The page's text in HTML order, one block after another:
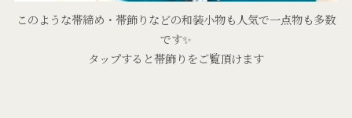
このような帯締め・帯飾りなどの和装小物も人気で一点物も多数
です✨
タップすると帯飾りをご覧頂けます